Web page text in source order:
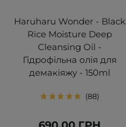
Haruharu Wonder - Black
Rice Moisture Deep
Cleansing Oil -
Гідрофільна олія для
демакіяжу - 150ml
88